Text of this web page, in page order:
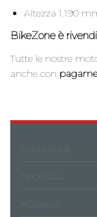
Altezza 1.190
BikeZone è
Tutte le nostre
anche con